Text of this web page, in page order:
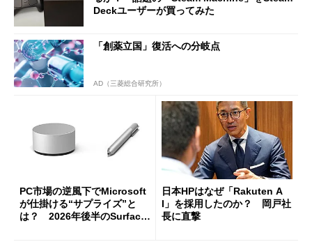
Deckユーザーが買ってみた
「創薬立国」復活への分岐点
AD（三菱総合研究所）
PC市場の逆風下でMicrosoft
が仕掛ける“サプライズ”と
は？ 2026年後半のSurface
日本HPはなぜ「Rakuten A
I」を採用したのか？ 岡戸社
長に直撃